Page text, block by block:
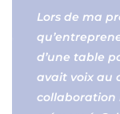
Lors de ma
d’une table
avait voix au
collaboration